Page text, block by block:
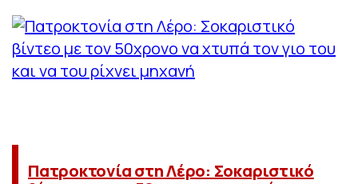
Πατροκτονία στη Λέρο: Σοκαριστικό